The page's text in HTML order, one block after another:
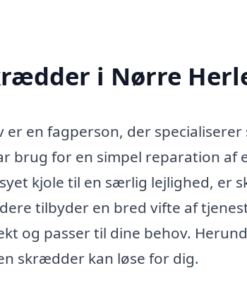
i Nørre
en fagperson, der
brug for en simpel reparation af
kjole til en særlig lejlighed, er
tilbyder en bred vifte af
og passer til dine behov.
skrædder kan løse for dig.